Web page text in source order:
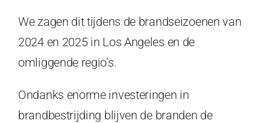
We zagen dit tijdens de brandseizoenen van
2024 en 2025 in Los Angeles en de
omliggende regio’s.
Ondanks enorme investeringen in
brandbestrijding blijven de branden de